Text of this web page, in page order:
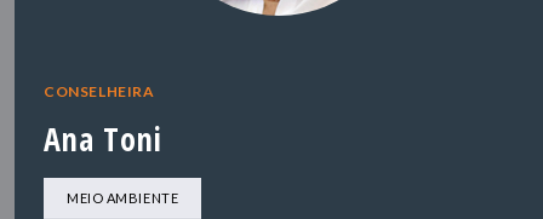
CONSELHEIRA
Ana Toni
MEIO AMBIENTE